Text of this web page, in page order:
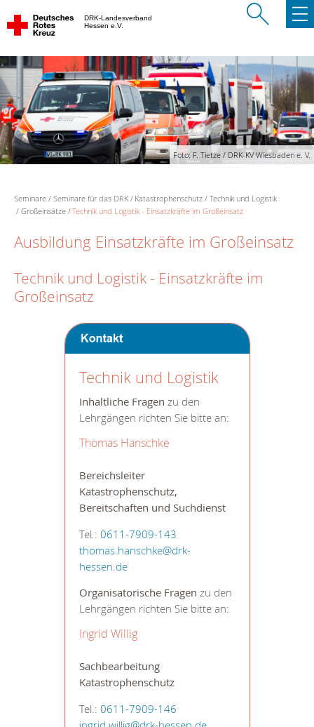
DRK-Landesverband
Hessen e.V.
Foto: F. Tietze / DRK-KV Wiesbaden e. V.
Seminare Seminare für das DRK Katastrophenschutz
Technik und Logistik
Großeinsätze
Technik und Logistik - Einsatzkräfte im Großeinsatz
Ausbildung Einsatzkräfte im Großeinsatz
Technik und Logistik - Einsatzkräfte im
Großeinsatz
Technik und Logistik
Inhaltliche Fragen zu den
Lehrgängen richten Sie bitte an:
Thomas Hanschke
Bereichsleiter
Katastrophenschutz,
Bereitschaften und Suchdienst
Tel.: 0611-7909-143
thomas.hanschke@drk-
hessen.de
Organisatorische Fragen zu den
Lehrgängen richten Sie bitte an:
Ingrid Willig
Sachbearbeitung
Katastrophenschutz
Tel.: 0611-7909-146